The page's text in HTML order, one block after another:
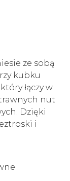
ze sobą
kubku
łączy w
nut
Dzięki
i